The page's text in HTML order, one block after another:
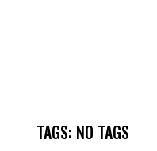
TAGS: NO TAGS